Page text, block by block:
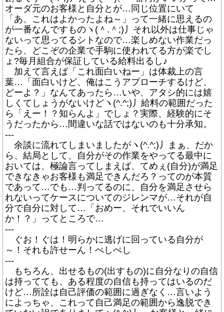
オーダ元のお客様と自分とが…同じ位置にいて
「あ、これはよかったよね～」って一緒に思えるの
が一番なんですものヽ(＾.＾;)丿それ以外は仕事じゃ
ないって思ってるシトなので…楽しめない作業だっ
たら、どこぞの企業で手駒に使われてる方が楽でし
ょ?毎月組合が保証している給料出るし♪
加えて言えば「これ面白いねー」は体裁上の言
葉…「面白いけど、俺はこうアプローチするけど、
どーよ？」なんてあったら…いや、アタシ的には嬉
しくてしょうがないけどヽ(^.^;)丿給料の範囲だった
ら「えー！？知らんよ」でしょ？実際、経験的にそ
うだったから…間違いな話ではないのも十分承知。
---
余談に流れてしまいましたがヽ(^.^;)丿まぁ、だか
ら、結局として、自分がその作業をやってる最中に
おいては、極論言ってしまえば、てめぇ(自分)が満足
できなきゃお客様も満足できんだろ？ってのが本質
であって…でも…判ってるのに、自分を満足させら
れないってケースについてのジレンマが…それが自
分で自分に対して…「おめー、それでいいん
か！？」ってところで…
---
ぐお！ぐは！明らかに逃げに回っている自分が
～！それも許せーん！ぺしぺし
---
もちろん、出せるもの(出すもの)に自分なりの自信
は持ってても、ある程度の自信も持ってはいるのだ
けど…所詮は自己評価の範囲に過ぎなく…言いよう
によっちゃ、これって自己満足の範囲から逸脱でき